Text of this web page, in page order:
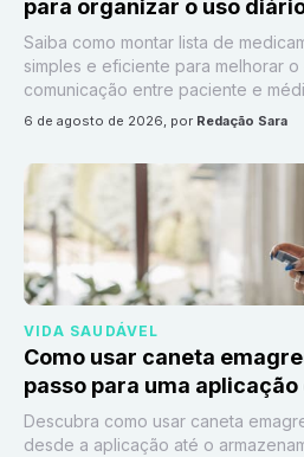
para organizar o uso
Saiba como montar lista de
simples e eficiente para melhorar
comunicação entre paciente e
6 de agosto de 2026, por Redação Sara
VIDA SAUDÁVEL
Como usar caneta
passo para uma
Descubra como usar caneta
desde a aplicação até o